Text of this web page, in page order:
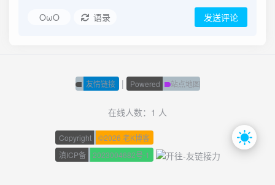
OωO 语录 发送评论
友情链接 | Powered 站点地图
在线人数：1 人
Copyright ©2026 老K博客
滇ICP备
2023004682号-1